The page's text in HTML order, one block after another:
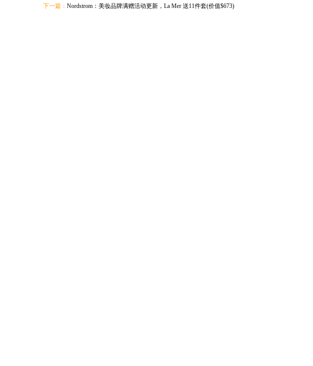
下一篇： Nordstrom：美妆品牌满赠活动更新，La Mer 送11件套(价值$673)